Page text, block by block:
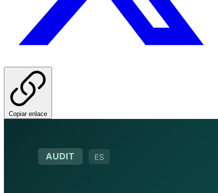
Copiar enlace